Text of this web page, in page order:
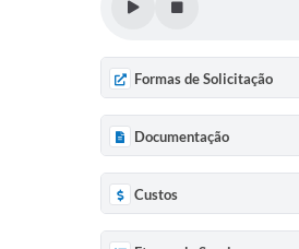
Formas de Solicitação
Documentação
Custos